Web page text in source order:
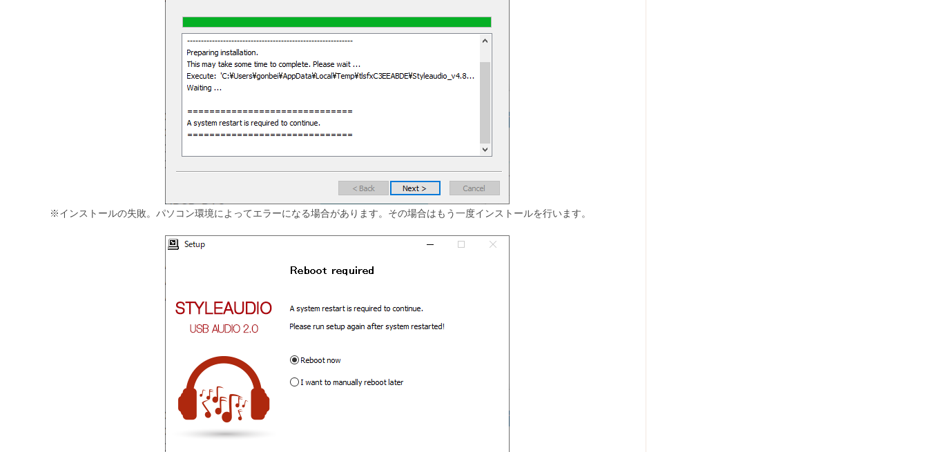
※インストールの失敗。パソコン環境によってエラーになる場合があります。その場合はもう一度インストールを行います。